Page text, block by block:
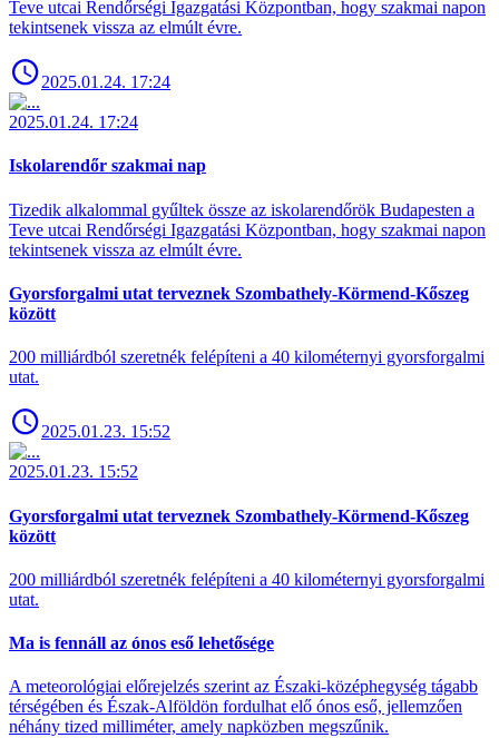
Teve utcai Rendőrségi Igazgatási Központban, hogy szakmai napon
tekintsenek vissza az elmúlt évre.
2025.01.24. 17:24
2025.01.24. 17:24
Iskolarendőr szakmai nap
Tizedik alkalommal gyűltek össze az iskolarendőrök Budapesten a
Teve utcai Rendőrségi Igazgatási Központban, hogy szakmai napon
tekintsenek vissza az elmúlt évre.
Gyorsforgalmi utat terveznek Szombathely-Körmend-Kőszeg
között
200 milliárdból szeretnék felépíteni a 40 kilométernyi gyorsforgalmi
utat.
2025.01.23. 15:52
2025.01.23. 15:52
Gyorsforgalmi utat terveznek Szombathely-Körmend-Kőszeg
között
200 milliárdból szeretnék felépíteni a 40 kilométernyi gyorsforgalmi
utat.
Ma is fennáll az ónos eső lehetősége
A meteorológiai előrejelzés szerint az Északi-középhegység tágabb
térségében és Észak-Alföldön fordulhat elő ónos eső, jellemzően
néhány tized milliméter, amely napközben megszűnik.